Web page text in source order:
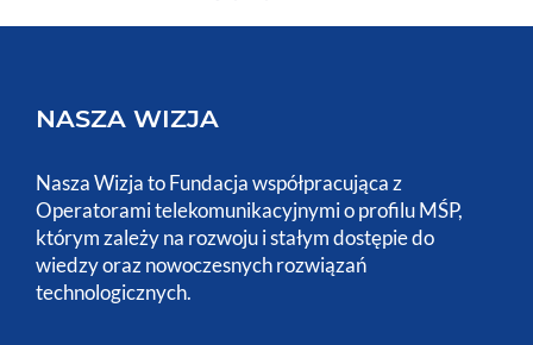
Ruszyła rejestracja na 3
Piknik Operatorski
1 kwietnia, 2025